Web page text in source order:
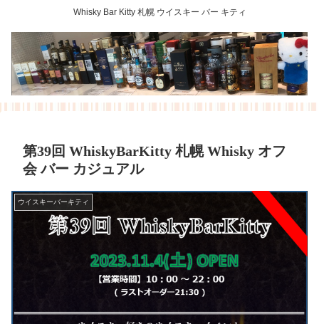
Whisky Bar Kitty 札幌 ウイスキー バー キティ
第39回 WhiskyBarKitty 札幌 Whisky オフ
会 バー カジュアル
ウイスキーバーキティ